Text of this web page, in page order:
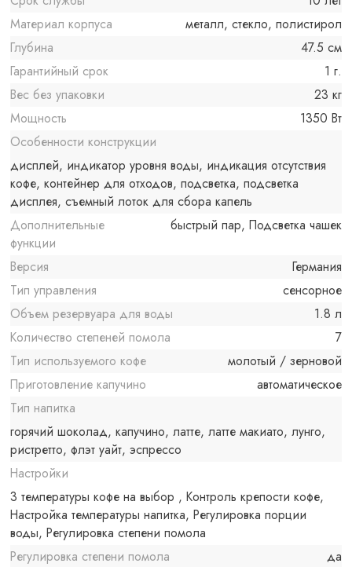
Материал корпуса
металл, стекло, полистирол
Глубина
47.5 см
Гарантийный срок
1 г.
Вес без упаковки
23 кг
Мощность
1350 Вт
Особенности конструкции
дисплей, индикатор уровня воды, индикация отсутствия
кофе, контейнер для отходов, подсветка, подсветка
дисплея, съемный лоток для сбора капель
Дополнительные
функции
быстрый пар, Подсветка чашек
Версия
Германия
Тип управления
сенсорное
Объем резервуара для воды
1.8 л
Количество степеней помола
7
Тип используемого кофе
молотый / зерновой
Приготовление капучино
автоматическое
Тип напитка
горячий шоколад, капучино, латте, латте макиато, лунго,
ристретто, флэт уайт, эспрессо
Настройки
3 температуры кофе на выбор , Контроль крепости кофе,
Настройка температуры напитка, Регулировка порции
воды, Регулировка степени помола
Регулировка степени помола
да